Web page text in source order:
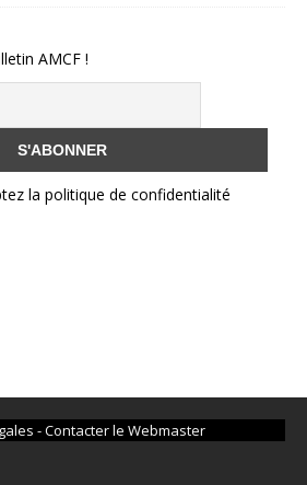
AMCF !
la politique de confidentialité
-Contacter le Webmaster